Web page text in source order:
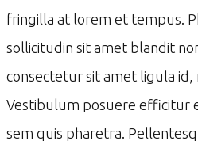
fringilla at lorem et tempus.
sollicitudin sit amet blandit
consectetur sit amet ligula
Vestibulum posuere efficitur
sem quis pharetra.